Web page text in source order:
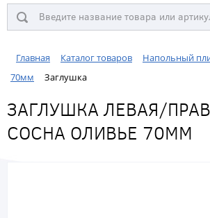
Главная Каталог товаров Напольный
70мм
Заглушка
ЗАГЛУШКА ЛЕВАЯ/
СОСНА ОЛИВЬЕ 70ММ